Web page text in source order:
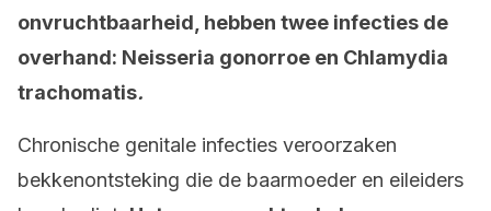
onvruchtbaarheid, hebben twee infecties de
overhand: Neisseria gonorroe en Chlamydia
trachomatis.
Chronische genitale infecties veroorzaken
bekkenontsteking die de baarmoeder en eileiders